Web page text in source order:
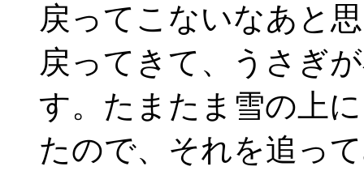
戻ってこないなあと
戻ってきて、うさぎ
す。たまたま雪の上
たので、それを追っ